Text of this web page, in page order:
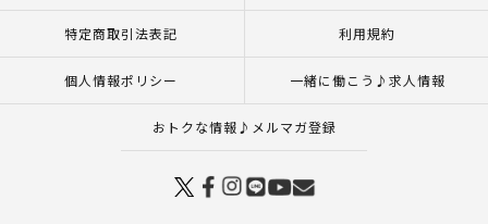
特定商取引法表記 利用規約
個人情報ポリシー 一緒に働こう♪求人情報
おトクな情報♪メルマガ登録